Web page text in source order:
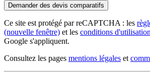
Ce site est protégé par reCAPTCHA : les
(nouvelle fenêtre) et les conditions d'utilisation
Google s'appliquent.
Consultez les pages mentions légales et